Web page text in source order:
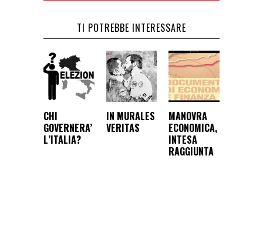
TI POTREBBE INTERESSARE
CHI
GOVERNERA’
L’ITALIA?
IN MURALES
VERITAS
MANOVRA
ECONOMICA,
INTESA
RAGGIUNTA